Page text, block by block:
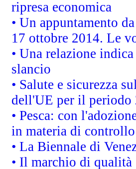
ripresa economica
• Un appuntamento
17 ottobre 2014. Le
• Una relazione
slancio
• Salute e sicurezza
dell'UE per il periodo
• Pesca: con
in materia di controllo
• La Biennale di
• Il marchio di qualità